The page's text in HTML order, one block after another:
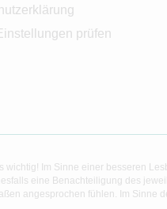
prüfen
Im Sinne einer besseren
eine Benachteiligung des
angesprochen fühlen. Im